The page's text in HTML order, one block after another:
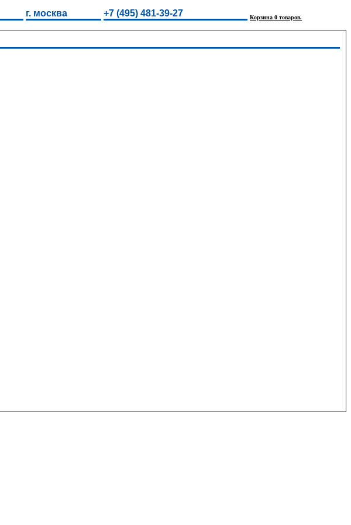
г. москва +7 (495) 481-39-27 Корзина 0 товаров.